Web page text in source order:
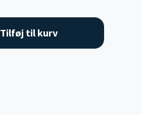
Tilføj til kurv